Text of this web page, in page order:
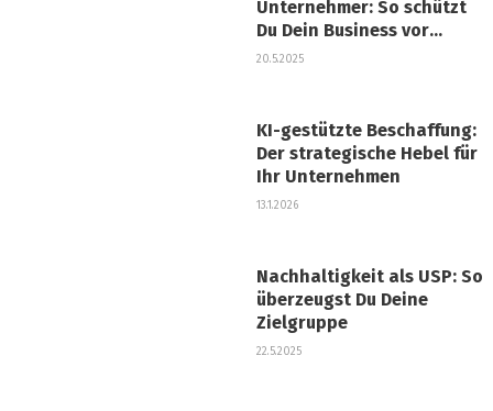
Unternehmer: So schützt
Du Dein Business vor
Cyberangriffen
20.5.2025
KI-gestützte Beschaffung:
Der strategische Hebel für
Ihr Unternehmen
13.1.2026
Nachhaltigkeit als USP: So
überzeugst Du Deine
Zielgruppe
22.5.2025